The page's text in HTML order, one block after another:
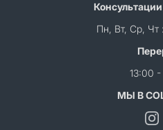
Пн, Вт, Ср, Чт
13:00 -
МЫ В